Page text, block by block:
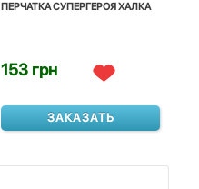
ПЕРЧАТКА СУПЕРГЕРОЯ ХАЛКА
153 грн
ЗАКАЗАТЬ